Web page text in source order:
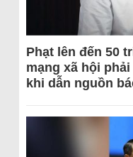
Phạt lên đến 50
mạng xã hội
khi dẫn nguồn